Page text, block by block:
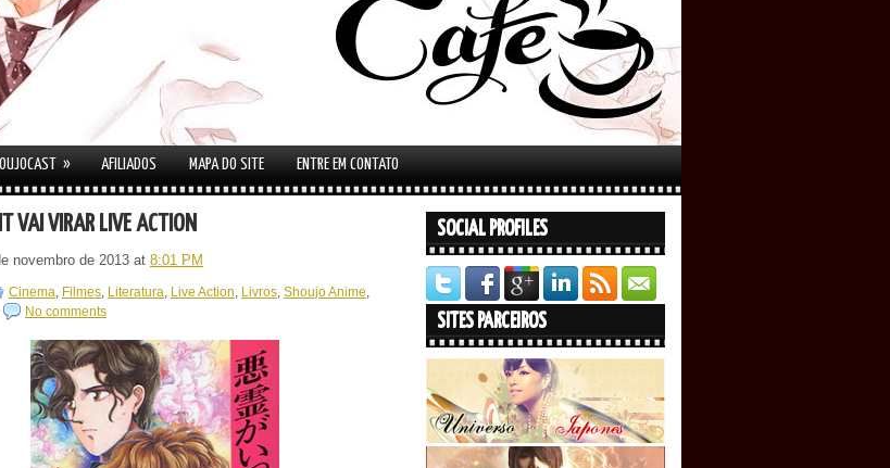
» AFILIADOS MAPA DO SITE ENTRE EM CONTATO
VAI VIRAR LIVE ACTION
novembro de 2013 at 8:01 PM
Cinema, Filmes, Literatura, Live Action, Livros, Shoujo Anime,
No comments
SOCIAL PROFILES
SITES PARCEIROS